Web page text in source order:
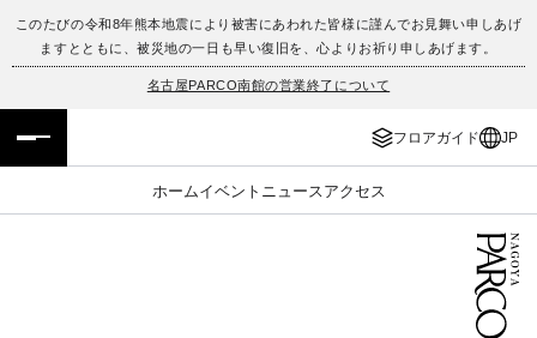
このたびの令和8年熊本地震により被害にあわれた皆様に謹んでお見舞い申しあげ
ますとともに、被災地の一日も早い復旧を、心よりお祈り申しあげます。
名古屋PARCO南館の営業終了について
フロアガイド JP
ホームイベント ニュース アクセス
フロアガイド
イベント・ポップアップ
ENGLISH